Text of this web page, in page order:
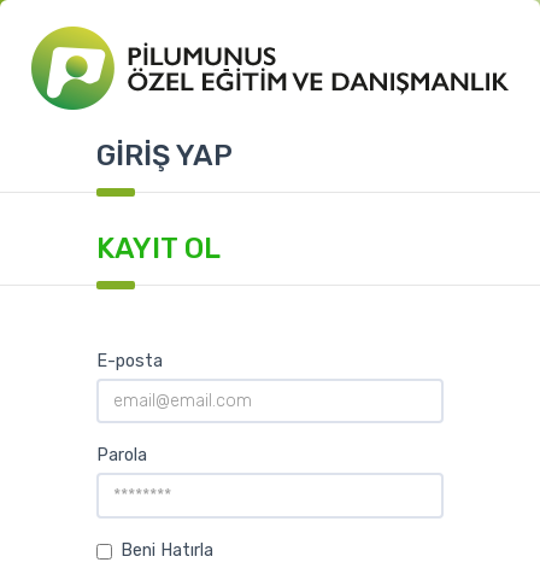
GİRİŞ YAP
KAYIT OL
E-posta
Parola
Beni Hatırla